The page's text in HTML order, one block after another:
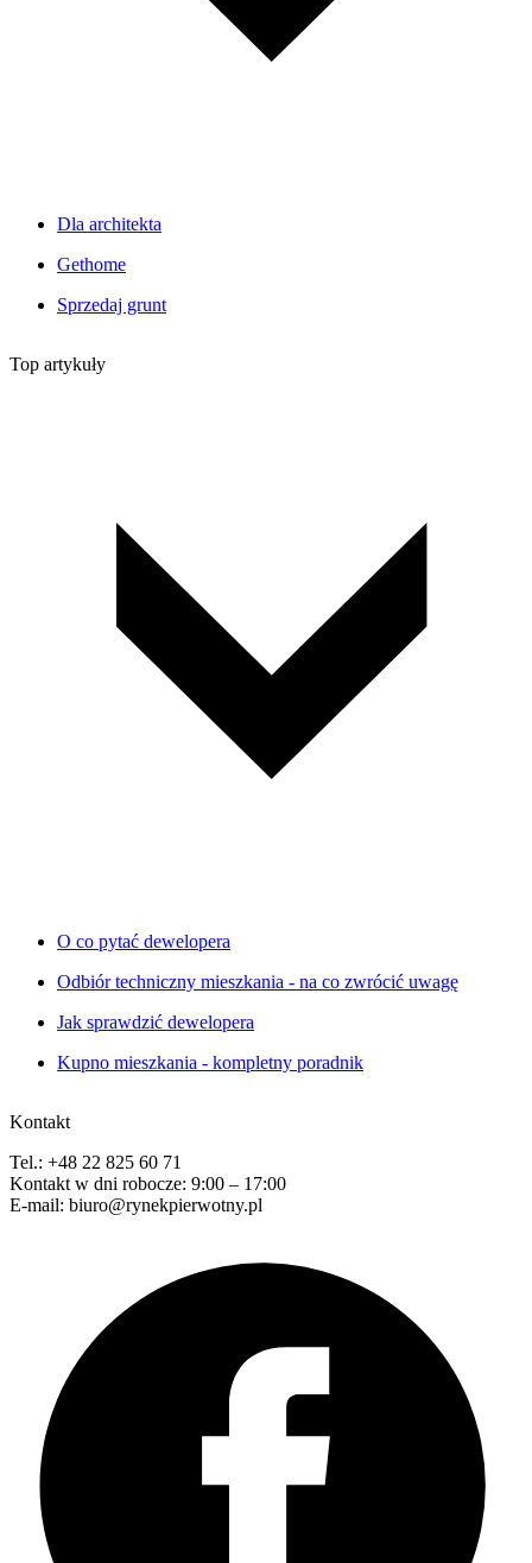
Dla architekta
Gethome
Sprzedaj grunt
Top artykuły
O co pytać dewelopera
Odbiór techniczny mieszkania - na co zwrócić uwagę
Jak sprawdzić dewelopera
Kupno mieszkania - kompletny poradnik
Kontakt
Tel.: +48 22 825 60 71
Kontakt w dni robocze: 9:00 – 17:00
E-mail: biuro@rynekpierwotny.pl